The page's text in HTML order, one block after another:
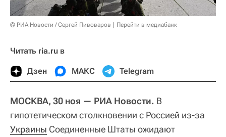
© РИА Новости / Сергей Пивоваров Перейти в медиабанк
Читать ria.ru в
Дзен МАКС Telegram
МОСКВА, 30 ноя — РИА Новости. В
гипотетическом столкновении с Россией из-за
Украины Соединенные Штаты ожидают